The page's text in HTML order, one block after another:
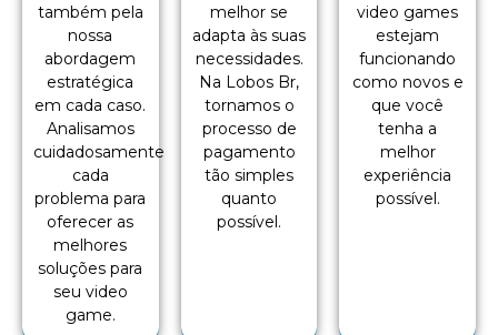
também pela
nossa
abordagem
estratégica
em cada caso.
Analisamos
cuidadosamente
cada
problema para
oferecer as
melhores
soluções para
seu video
game.
melhor se
adapta às suas
necessidades.
Na Lobos Br,
tornamos o
processo de
pagamento
tão simples
quanto
possível.
video games
estejam
funcionando
como novos e
que você
tenha a
melhor
experiência
possível.